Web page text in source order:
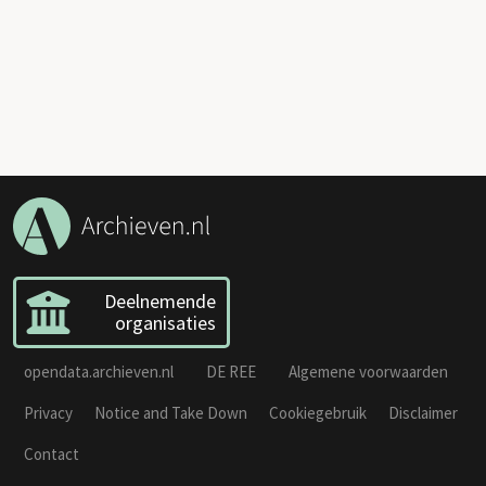
Deelnemende
organisaties
opendata.archieven.nl DE REE
Algemene voorwaarden
Privacy
Notice and Take Down Cookiegebruik
Disclaimer
Contact